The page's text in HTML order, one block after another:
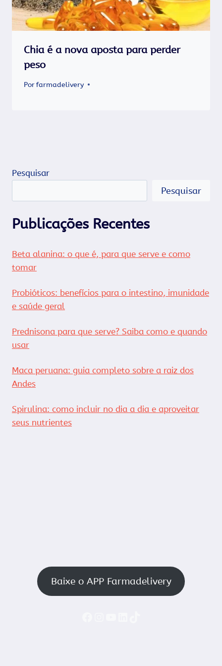
Chia é a nova aposta para perder
peso
Porfarmadelivery
Pesquisar
Pesquisar
Publicações Recentes
Beta alanina: o que é, para que serve e como
tomar
Probióticos: benefícios para o intestino, imunidade
e saúde geral
Prednisona para que serve? Saiba como e quando
usar
Maca peruana: guia completo sobre a raiz dos
Andes
Spirulina: como incluir no dia a dia e aproveitar
seus nutrientes
Baixe o APP Farmadelivery